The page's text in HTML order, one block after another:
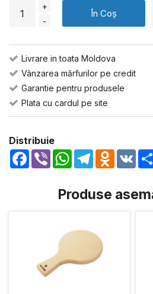
+
-
În Coș
Livrare in toata Moldova
Vânzarea mărfurilor pe credit
Garantie pentru produsele
Plata cu cardul pe site
Distribuie
Facebook
Viber WhatsApp
Telegram VK
Produse